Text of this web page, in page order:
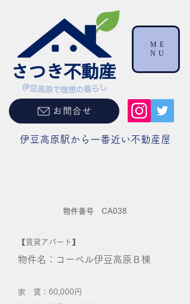
伊豆高原駅から一番近い不動産屋
お問合せ
ME
NU
物件番号 CA038
【賃貸アパート】
物件名：コーベル伊豆高原Ｂ棟
家 賃：60,000円